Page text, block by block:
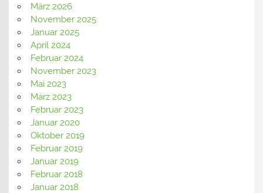
März 2026
November 2025
Januar 2025
April 2024
Februar 2024
November 2023
Mai 2023
März 2023
Februar 2023
Januar 2020
Oktober 2019
Februar 2019
Januar 2019
Februar 2018
Januar 2018